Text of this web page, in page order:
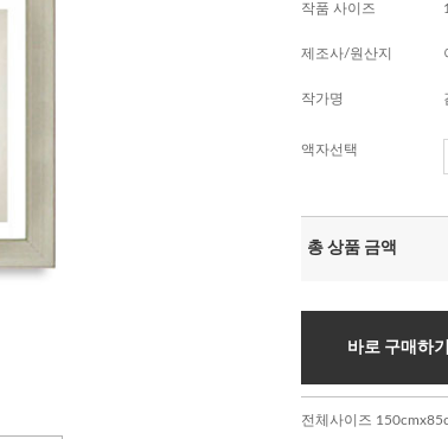
작품 사이즈
제조사/원산지
작가명
액자선택
총 상품 금액
바로 구매하
전체사이즈